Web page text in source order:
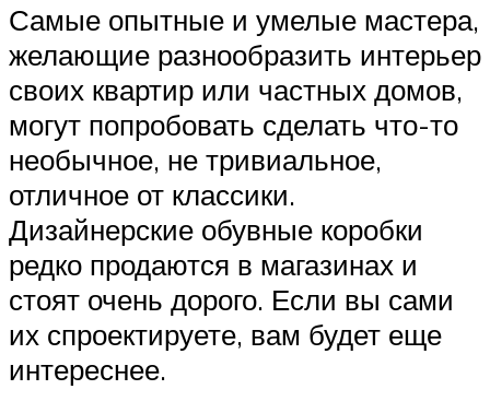
Самые опытные и умелые мастера,
желающие разнообразить интерьер
своих квартир или частных домов,
могут попробовать сделать что-то
необычное, не тривиальное,
отличное от классики.
Дизайнерские обувные коробки
редко продаются в магазинах и
стоят очень дорого. Если вы сами
их спроектируете, вам будет еще
интереснее.